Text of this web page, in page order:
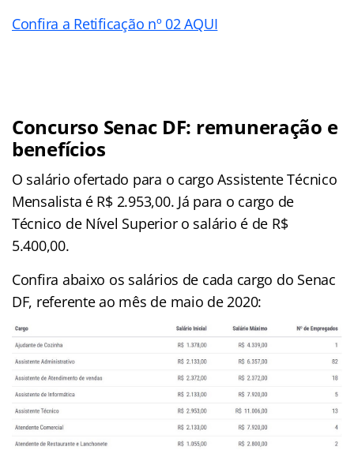
Confira a Retificação nº 02 AQUI
Concurso Senac DF: remuneração e
benefícios
O salário ofertado para o cargo Assistente Técnico
Mensalista é R$ 2.953,00. Já para o cargo de
Técnico de Nível Superior o salário é de R$
5.400,00.
Confira abaixo os salários de cada cargo do Senac
DF, referente ao mês de maio de 2020: